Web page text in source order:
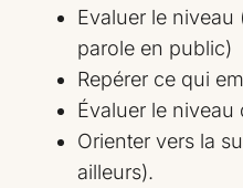
Evaluer le niveau
parole en public)
Repérer ce qui
Évaluer le niveau
Orienter vers la
ailleurs).